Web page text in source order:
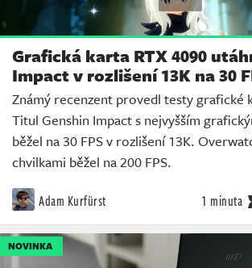
Grafická karta RTX 4090
Impact v rozlišení 13K na 30
Známý recenzent provedl testy grafické
Titul Genshin Impact s nejvyšším
běžel na 30 FPS v rozlišení 13K.
chvilkami běžel na 200 FPS.
Adam Kurfürst 1 minuta
NOVINKA